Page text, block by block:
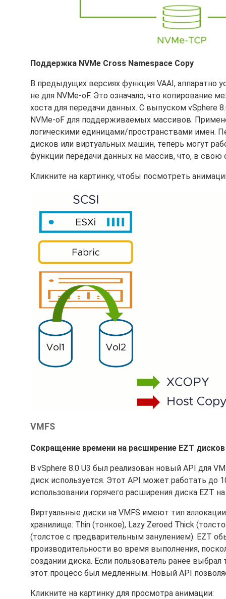
Поддержка NVMe Cross Namespace Copy
В предыдущих версиях функция VAAI, аппаратно
не для NVMe-oF. Это означало, что копирование
хоста для передачи данных. С выпуском vSphere
NVMe-oF для поддерживаемых массивов.
логическими единицами/пространствами имен.
дисков или виртуальных машин, теперь могут
функции передачи данных на массив, что, в свою
Кликните на картинку, чтобы посмотреть
VMFS
Сокращение времени на расширение EZT дисков
В vSphere 8.0 U3 был реализован новый API для
диск используется. Этот API может работать
использовании горячего расширения диска EZT на
Виртуальные диски на VMFS имеют тип
хранилище: Thin (тонкое), Lazy Zeroed Thick
(толстое с предварительным занулением). EZT
производительности во время выполнения,
создании диска. Если пользователь ранее
этот процесс был медленным. Новый API
Кликните на картинку для просмотра анимации: